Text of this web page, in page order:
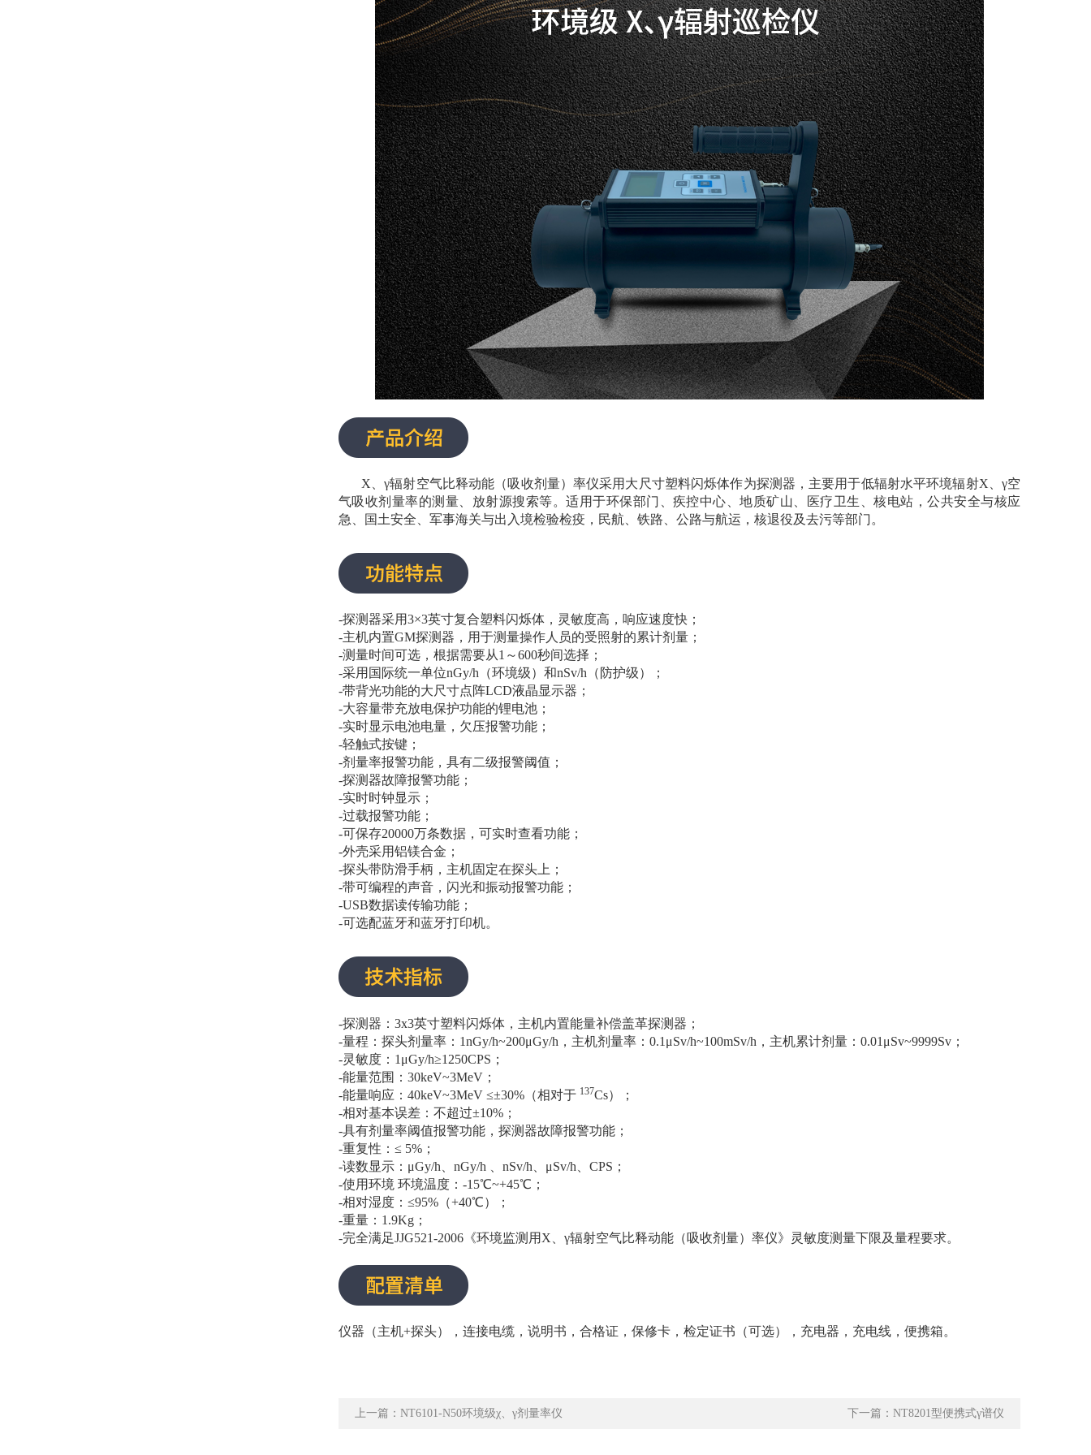
X、γ辐射空气比释动能（吸收剂量）率仪采用大尺寸塑料闪烁体作为探测器，主要用于低辐射水平环境辐射X、γ空
气吸收剂量率的测量、放射源搜索等。适用于环保部门、疾控中心、地质矿山、医疗卫生、核电站，公共安全与核应
急、国土安全、军事海关与出入境检验检疫，民航、铁路、公路与航运，核退役及去污等部门。
-探测器采用3×3英寸复合塑料闪烁体，灵敏度高，响应速度快；
-主机内置GM探测器，用于测量操作人员的受照射的累计剂量；
-测量时间可选，根据需要从1～600秒间选择；
-采用国际统一单位nGy/h（环境级）和nSv/h（防护级）；
-带背光功能的大尺寸点阵LCD液晶显示器；
-大容量带充放电保护功能的锂电池；
-实时显示电池电量，欠压报警功能；
-轻触式按键；
-剂量率报警功能，具有二级报警阈值；
-探测器故障报警功能；
-实时时钟显示；
-过载报警功能；
-可保存20000万条数据，可实时查看功能；
-外壳采用铝镁合金；
-探头带防滑手柄，主机固定在探头上；
-带可编程的声音，闪光和振动报警功能；
-USB数据读传输功能；
-可选配蓝牙和蓝牙打印机。
-探测器：3x3英寸塑料闪烁体，主机内置能量补偿盖革探测器；
-量程：探头剂量率：1nGy/h~200μGy/h，主机剂量率：0.1μSv/h~100mSv/h，主机累计剂量：0.01 μSv~9999Sv；
-灵敏度：1μGy/h≥1250CPS；
-能量范围：30keV~3MeV；
-能量响应：40keV~3MeV ≤±30%（相对于 137Cs）；
-相对基本误差：不超过±10%；
-具有剂量率阈值报警功能，探测器故障报警功能；
-重复性：≤ 5%；
-读数显示：μGy/h、nGy/h 、nSv/h、μSv/h、CPS；
-使用环境 环境温度：-15℃~+45℃；
-相对湿度：≤95%（+40℃）；
-重量：1.9Kg；
-完全满足JJG521-2006《环境监测用X、γ辐射空气比释动能（吸收剂量）率仪》灵敏度测量下限及量程要求。
仪器（主机+探头），连接电缆，说明书，合格证，保修卡，检定证书（可选），充电器，充电线，便携箱。
上一篇：NT6101-N50环境级χ、γ剂量率仪 下一篇：NT8201型便携式γ谱仪